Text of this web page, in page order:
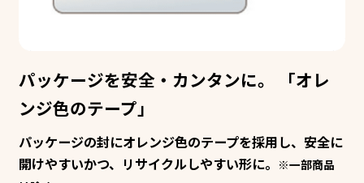
パッケージを安全・カンタンに。
「オレ
ンジ色のテープ」
パッケージの封にオレンジ色のテープを採用し、安全に
開けやすいかつ、リサイクルしやすい形に。 ※一部商品